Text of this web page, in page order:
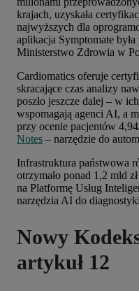
krajach, uzyskała
najwyższych dla
aplikacja Symptomate
Ministerstwo Zdrowia w
Cardiomatics oferuje
skracające czas analizy
poszło jeszcze dalej – w
wspomagają agenci AI, a
przy ocenie pacjentów
Notes – narzędzie do
Infrastruktura państwowa
otrzymało ponad 1,2 mld
na Platformę Usług
narzędzia AI do
Nowy
artykuł 12